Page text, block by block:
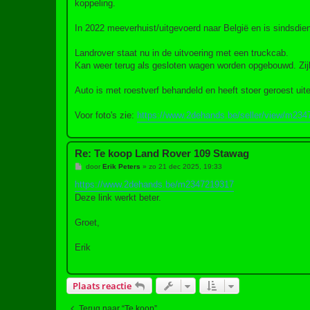
koppeling.
In 2022 meeverhuist/uitgevoerd naar België en is
Landrover staat nu in de uitvoering met een truckcab.
Kan weer terug als gesloten wagen worden opgebouwd.
Auto is met roestverf behandeld en heeft stoer geroest
Voor foto's zie: https://www.2dehands.be/seller/view/
Re: Te koop Land Rover 109 Stawag
B
r
i
c
doorErik Peters » zo 21 dec 2025, 19:33
https://www.2dehands.be/m2347219317
Deze link werkt beter.
Groet,
Erik
Plaats reactie